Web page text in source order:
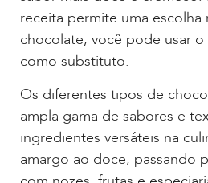
receita permite uma escolha
chocolate, você pode usar
como substituto.
Os diferentes tipos de
ampla gama de sabores e
ingredientes versáteis na
amargo ao doce, passando